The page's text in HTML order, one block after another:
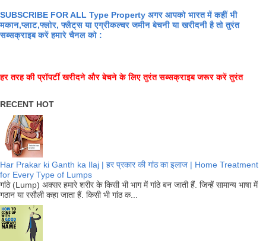
SUBSCRIBE FOR ALL Type Property अगर आपको भारत में कहीं भी
मकान,प्लाट,फ्लोर, फ्लैट्स या एग्रीकल्चर जमीन बेचनी या खरीदनी है तो तुरंत
सब्सक्राइब करें हमारे चैनल को :
हर तरह की प्रॉपर्टी खरीदने और बेचने के लिए तुरंत सब्सक्राइब जरूर करें तुरंत
RECENT HOT
Har Prakar ki Ganth ka Ilaj | हर प्रकार की गांठ का इलाज | Home Treatment
for Every Type of Lumps
गांठे (Lump) अक्सर हमारे शरीर के किसी भी भाग में गांठे बन जाती हैं. जिन्हें सामान्य भाषा में
गठान या रसौली कहा जाता हैं. किसी भी गांठ क...